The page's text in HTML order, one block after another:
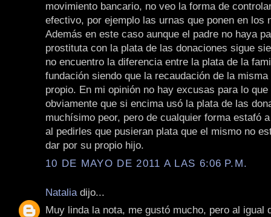
movimiento bancario, no veo la forma de
efectivo, por ejemplo las urnas que ponen en los
Además en este caso aunque el padre no haya
prostituta con la plata de las donaciones sigue
no encuentro la diferencia entre la plata de la
fundación siendo que la recaudación de la
propio. En mi opinión no hay excusas para lo
obviamente que si encima usó la plata de las
muchísimo peor, pero de cualquier forma estafó
al pedirles que pusieran plata que el mismo no
dar por su propio hijo.
10 DE MAYO DE 2011 A LAS 6:06 P.M.
Natalia dijo...
Muy linda la nota, me gustó mucho, pero al igual